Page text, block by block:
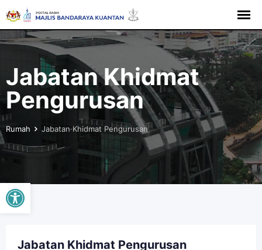
Buka bar alat
Jabatan Khidmat
Pengurusan
Rumah Jabatan Khidmat Pengurusan
Jabatan Khidmat Pengurusan